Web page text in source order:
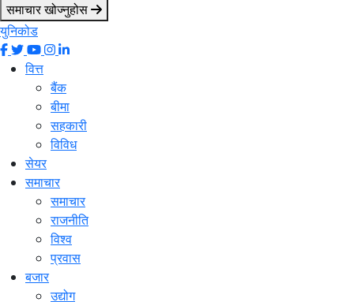
समाचार खोज्नुहोस
युनिकोड
वित्त
बैंक
बीमा
सहकारी
विविध
सेयर
समाचार
समाचार
राजनीति
विश्व
प्रवास
बजार
उद्योग